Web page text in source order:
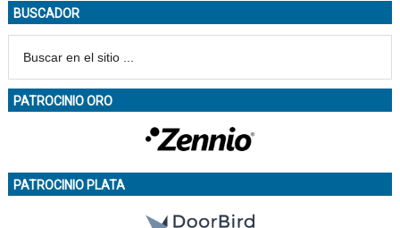
BUSCADOR
PATROCINIO ORO
PATROCINIO PLATA